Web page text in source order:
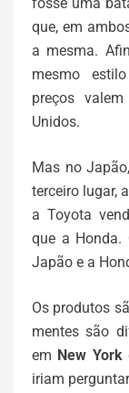
que, em
a mesma.
mesmo
preços
Unidos.
Mas no
terceiro lugar,
a Toyota
que a Honda.
Japão e a
Os produtos
mentes são
em New York
iriam